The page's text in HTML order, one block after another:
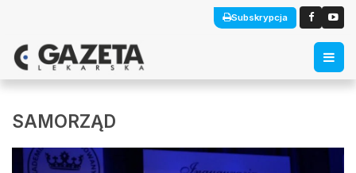
Subskrypcja
SAMORZĄD